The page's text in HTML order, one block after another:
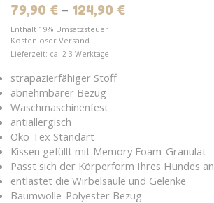
79,90 € – 124,90 €
Enthält 19% Umsatzsteuer
Kostenloser Versand
Lieferzeit: ca. 2-3 Werktage
strapazierfähiger Stoff
abnehmbarer Bezug
Waschmaschinenfest
antiallergisch
Öko Tex Standart
Kissen gefüllt mit Memory Foam-Granulat
Passt sich der Körperform Ihres Hundes an
entlastet die Wirbelsäule und Gelenke
Baumwolle-Polyester Bezug